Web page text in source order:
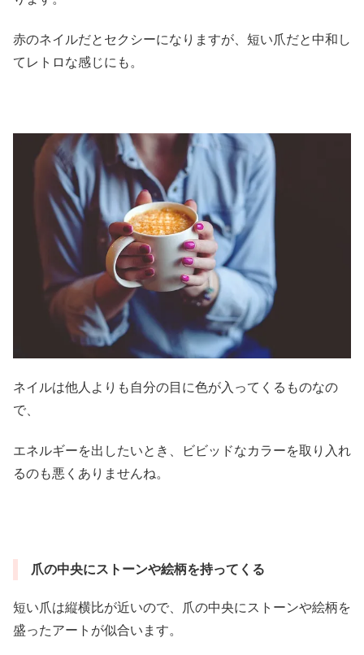
赤のネイルだとセクシーになりますが、短い爪だと中和し
てレトロな感じにも。
ネイルは他人よりも自分の目に色が入ってくるものなの
で、
エネルギーを出したいとき、ビビッドなカラーを取り入れ
るのも悪くありませんね。
爪の中央にストーンや絵柄を持ってくる
短い爪は縦横比が近いので、爪の中央にストーンや絵柄を
盛ったアートが似合います。